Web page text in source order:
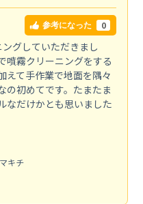
参考になった 0
グしていただきまし
噴霧クリーニングをする
えて手作業で地面を隅々
の初めてです。たまたま
なだけかとも思いました
キチ